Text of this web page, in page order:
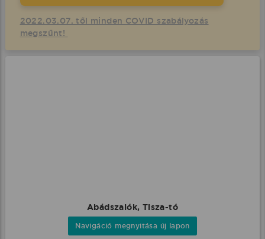
2022.03.07. től minden COVID szabályozás
megszűnt!
Abádszalók, Tisza-tó
Navigáció megnyitása új lapon